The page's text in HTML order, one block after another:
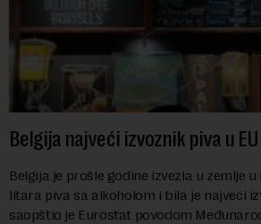
Belgija najveći izvoznik piva u EU
Belgija je prošle godine izvezla u zemlje
litara piva sa alkoholom i bila je najveći
saopštio je Eurostat povodom